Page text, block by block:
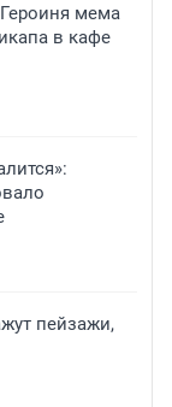
мема
в кафе
пейзажи,